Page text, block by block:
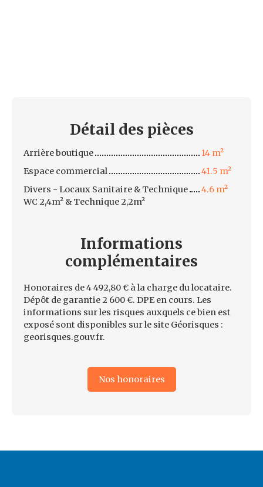
Détail des pièces
Arrière boutique
14 m²
Espace commercial
41.5 m²
Divers - Locaux Sanitaire & Technique
WC 2,4m² & Technique 2,2m²
4.6 m²
Informations
complémentaires
Honoraires de 4 492,80 € à la charge du locataire.
Dépôt de garantie 2 600 €. DPE en cours. Les
informations sur les risques auxquels ce bien est
exposé sont disponibles sur le site Géorisques :
georisques.gouv.fr.
Nos honoraires